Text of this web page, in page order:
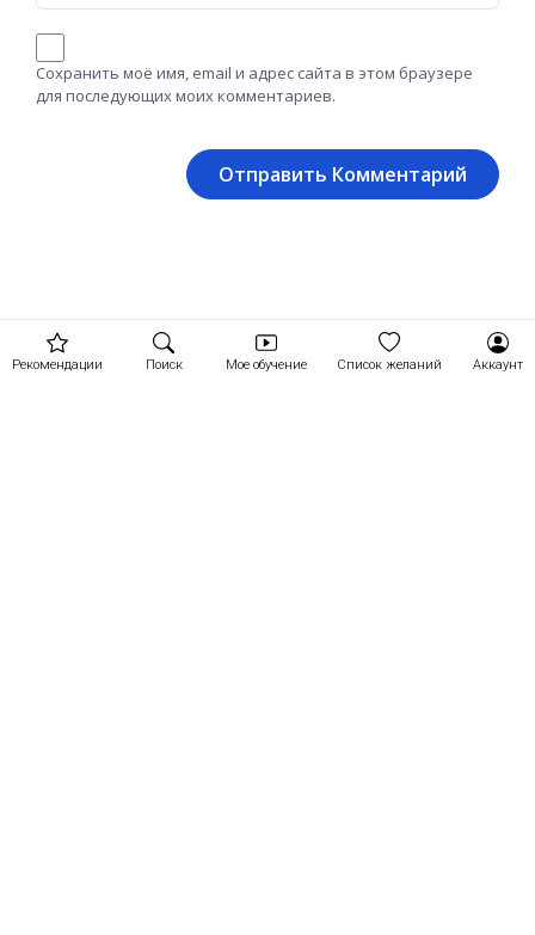
Сохранить моё имя, email и адрес сайта в этом браузере
для последующих моих комментариев.
Рекомендации Поиск Мое обучение Список желаний Аккаунт